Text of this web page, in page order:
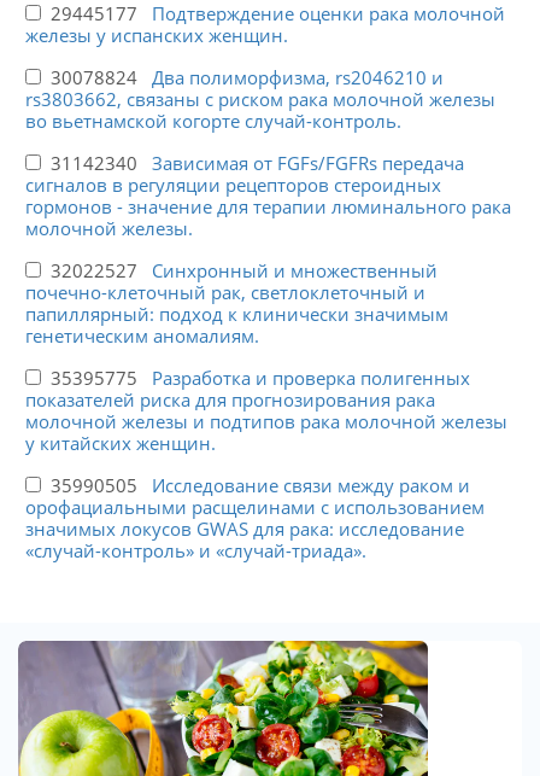
29445177 Подтверждение оценки рака молочной
железы у испанских женщин.
30078824 Два полиморфизма, rs2046210 и
rs3803662, связаны с риском рака молочной железы
во вьетнамской когорте случай-контроль.
31142340 Зависимая от FGFs/FGFRs передача
сигналов в регуляции рецепторов стероидных
гормонов - значение для терапии люминального рака
молочной железы.
32022527 Синхронный и множественный
почечно-клеточный рак, светлоклеточный и
папиллярный: подход к клинически значимым
генетическим аномалиям.
35395775 Разработка и проверка полигенных
показателей риска для прогнозирования рака
молочной железы и подтипов рака молочной железы
у китайских женщин.
35990505 Исследование связи между раком и
орофациальными расщелинами с использованием
значимых локусов GWAS для рака: исследование
«случай-контроль» и «случай-триада».